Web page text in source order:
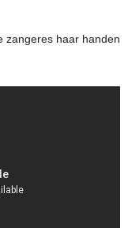
zangeres haar handen